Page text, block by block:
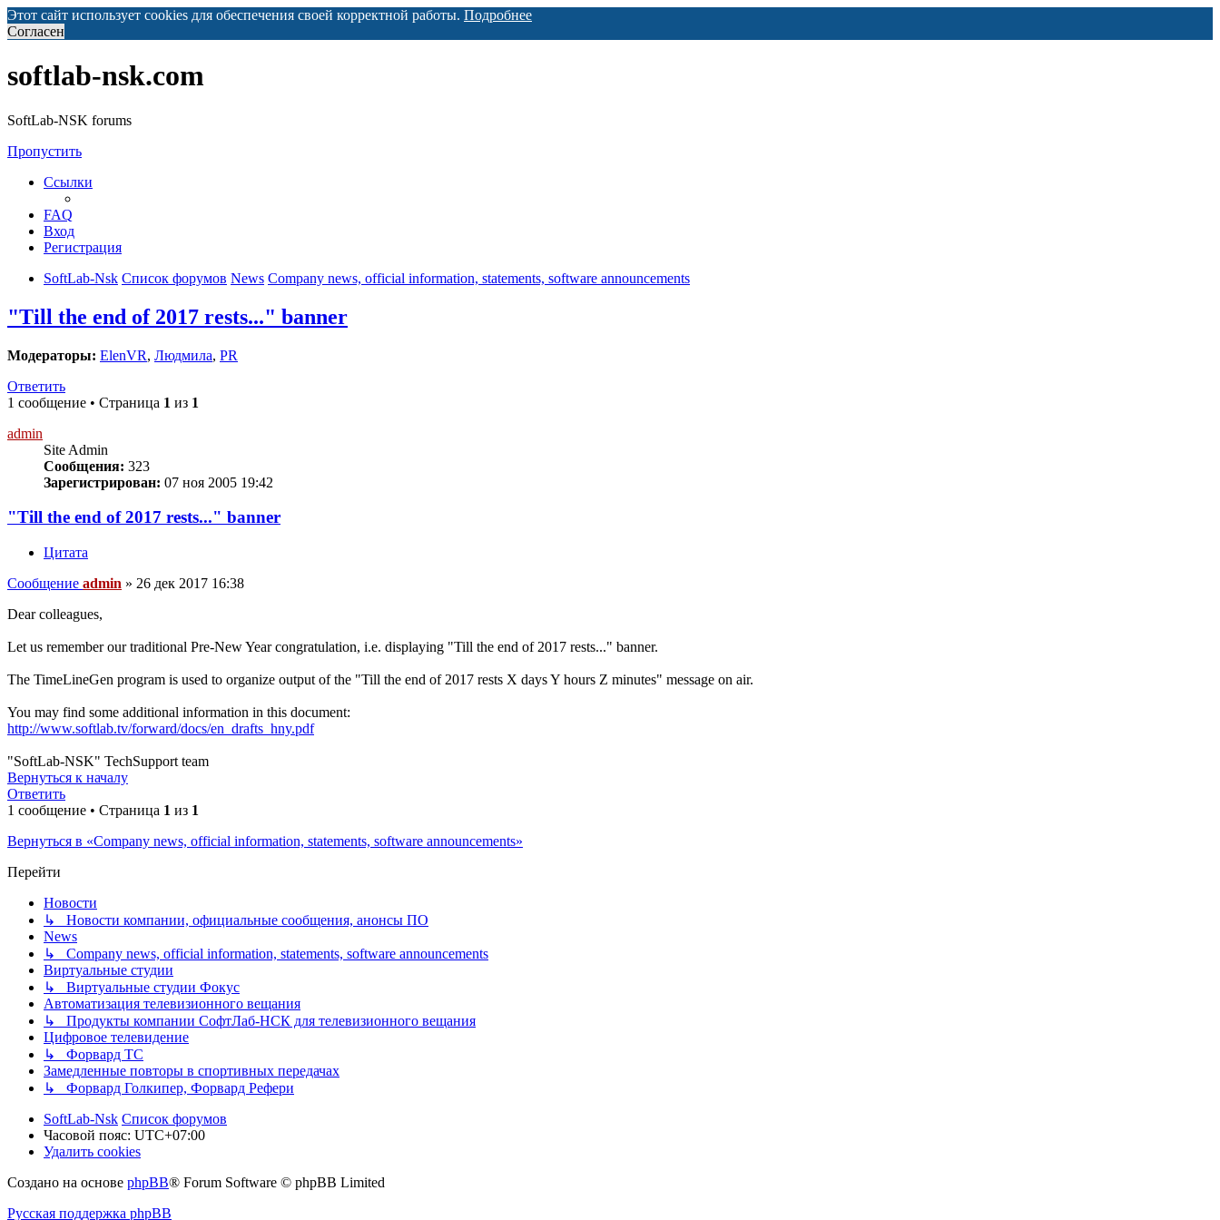
Этот сайт использует cookies для обеспечения своей корректной работы. Подробнее
Согласен
softlab-nsk.com
SoftLab-NSK forums
Пропустить
Ссылки
FAQ
Вход
Регистрация
SoftLab-Nsk Список форумов News Company news, official information, statements, software announcements
"Till the end of 2017 rests..." banner
Модераторы: ElenVR, Людмила, PR
Ответить
1 сообщение • Страница 1 из 1
admin
Site Admin
Сообщения: 323
Зарегистрирован: 07 ноя 2005 19:42
"Till the end of 2017 rests..." banner
Цитата
Сообщение admin » 26 дек 2017 16:38
Dear colleagues,
Let us remember our traditional Pre-New Year congratulation, i.e. displaying "Till the end of 2017 rests..." banner.
The TimeLineGen program is used to organize output of the "Till the end of 2017 rests X days Y hours Z minutes" message on air.
You may find some additional information in this document:
http://www.softlab.tv/forward/docs/en_drafts_hny.pdf
"SoftLab-NSK" TechSupport team
Вернуться к началу
Ответить
1 сообщение • Страница 1 из 1
Вернуться в «Company news, official information, statements, software announcements»
Перейти
Новости
↳ Новости компании, официальные сообщения, анонсы ПО
News
↳ Company news, official information, statements, software announcements
Виртуальные студии
↳ Виртуальные студии Фокус
Автоматизация телевизионного вещания
↳ Продукты компании СофтЛаб-НСК для телевизионного вещания
Цифровое телевидение
↳ Форвард ТС
Замедленные повторы в спортивных передачах
↳ Форвард Голкипер, Форвард Рефери
SoftLab-Nsk Список форумов
Часовой пояс: UTC+07:00
Удалить cookies
Создано на основе phpBB® Forum Software © phpBB Limited
Русская поддержка phpBB